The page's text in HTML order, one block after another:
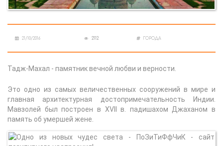
21/10/2016 2112 ГОРОДА
Тадж-Махал - памятник вечной любви и верности.
Это одно из самых величественных сооружений в мире и
главная архитектурная достопримечательность Индии.
Мавзолей был построен в XVII в. падишахом Джаханом в
память об умершей жене.